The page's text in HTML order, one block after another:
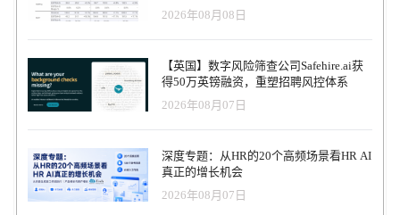
收入逆势增长30%，AI招聘推动利润率升
至47.4%
2026年08月08日
【英国】数字风险筛查公司Safehire.ai获
得50万英镑融资，重塑招聘风控体系
2026年08月07日
深度专题：从HR的20个高频场景看HR AI
真正的增长机会
2026年08月07日